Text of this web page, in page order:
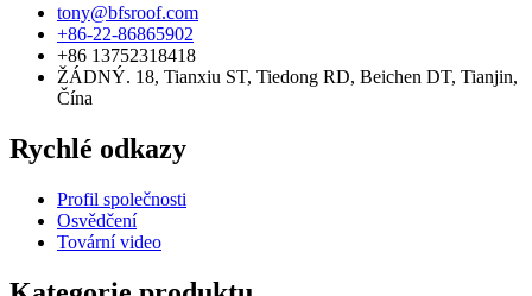
tony@bfsroof.com
+86-22-86865902
+86 13752318418
ŽÁDNÝ. 18, Tianxiu ST, Tiedong RD, Beichen DT, Tianjin,
Čína
Rychlé odkazy
Profil společnosti
Osvědčení
Tovární video